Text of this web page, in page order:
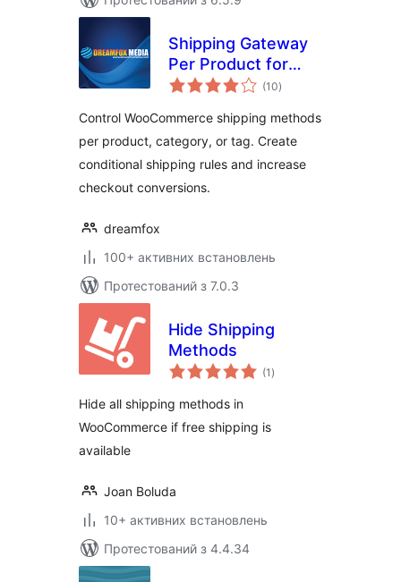
Shipping Gateway
Per Product for
WooCommerce
(10загальний
рейтинг
)
Control WooCommerce shipping methods
per product, category, or tag. Create
conditional shipping rules and increase
checkout conversions.
dreamfox
100+ активних встановлень
Протестований з 7.0.3
Hide Shipping
Methods
(1 загальний
рейтинг
)
Hide all shipping methods in
WooCommerce if free shipping is
available
Joan Boluda
10+ активних встановлень
Протестований з 4.4.34